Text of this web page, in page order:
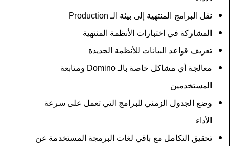
نقل البرامج المنتهية إلى بيئة الـ Production
المشاركة في اختبارات الأنظمة المنتهية
تعريف قواعد البيانات للأنظمة الجديدة
معالجة أي مشاكل خاصة بالـ Domino ومتابعة
المستخدمين
وضع الجدول الزمني للبرامج التي تعمل على سرعة
الأداء
تحقيق التكامل مع باقي لغات البرمجة المستخدمة عن